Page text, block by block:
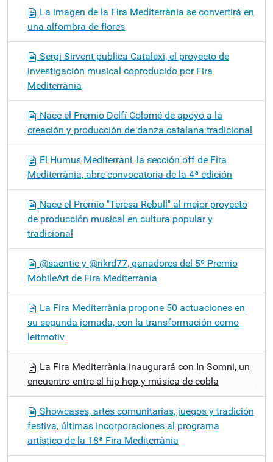
La imagen de la Fira Mediterrània se convertirá en
una alfombra de flores
Sergi Sirvent publica Catalexi, el proyecto de
investigación musical coproducido por Fira
Mediterrània
Nace el Premio Delfí Colomé de apoyo a la
creación y producción de danza catalana tradicional
El Humus Mediterrani, la sección off de Fira
Mediterrània, abre convocatoria de la 4ª edición
Nace el Premio "Teresa Rebull" al mejor proyecto
de producción musical en cultura popular y
tradicional
@saentic y @rikrd77, ganadores del 5º Premio
MobileArt de Fira Mediterrània
La Fira Mediterrània propone 50 actuaciones en
su segunda jornada, con la transformación como
leitmotiv
La Fira Mediterrània inaugurará con In Somni, un
encuentro entre el hip hop y música de cobla
Showcases, artes comunitarias, juegos y tradición
festiva, últimas incorporaciones al programa
artístico de la 18ª Fira Mediterrània